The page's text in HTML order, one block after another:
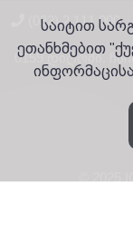
(032) 2 111 000
0159 დიღომი.
საიტით
ეთანხმებით